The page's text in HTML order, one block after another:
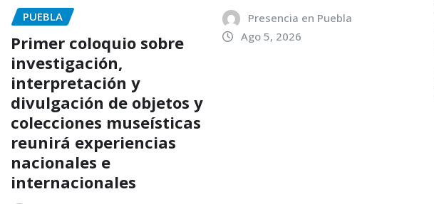
PUEBLA
Primer coloquio sobre
investigación,
interpretación y
divulgación de objetos y
colecciones museísticas
reunirá experiencias
nacionales e
internacionales
Presencia en Puebla
Ago 5, 2026